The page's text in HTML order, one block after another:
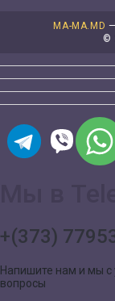
MA-MA.MD
©
+(373)
Напишите нам и мы с
вопросы